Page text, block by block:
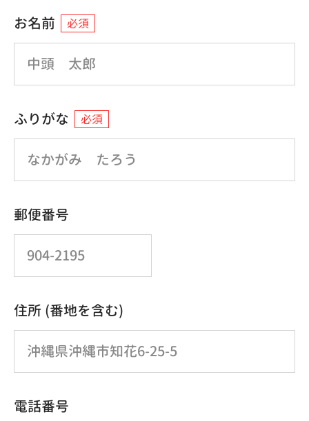
お名前 必須
ふりがな 必須
郵便番号
住所 (番地を含む)
電話番号